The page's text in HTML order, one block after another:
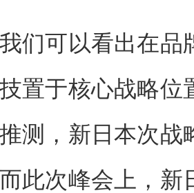
可以看出在品
置于核心战略位
测，新日本次战
此次峰会上，新